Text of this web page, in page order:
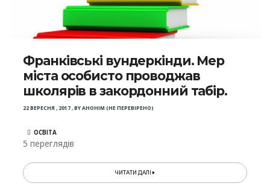
Франківські вундеркінди. Мер
міста особисто проводжав
школярів в закордонний табір.
22 ВЕРЕСНЯ , 2017,BYАНОНІМ (НЕ ПЕРЕВІРЕНО)
ОСВІТА
5 переглядів
ЧИТАТИ ДАЛІ